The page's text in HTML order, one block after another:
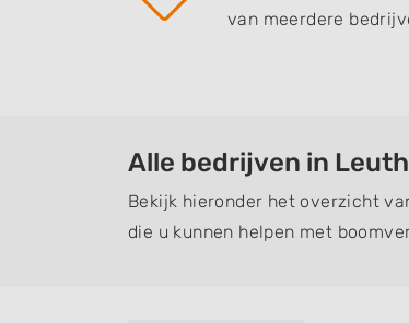
van meerdere
Alle bedrijven in Leuth
Bekijk hieronder het overzicht
die u kunnen helpen met